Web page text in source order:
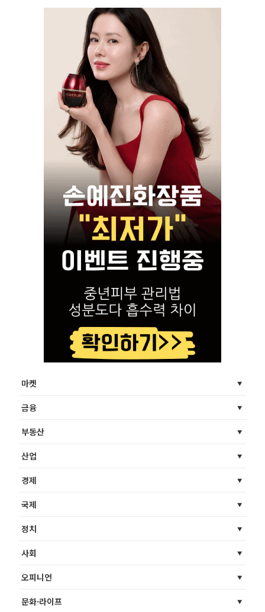
마켓
금융
부동산
산업
경제
국제
정치
사회
오피니언
문화·라이프